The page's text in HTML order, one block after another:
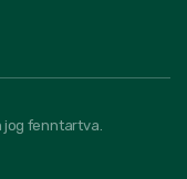
jog fenntartva.